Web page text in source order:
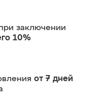
заключении
10%
от 7 дней